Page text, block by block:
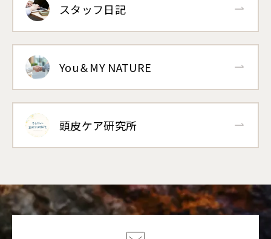
スタッフ日記
You＆MY NATURE
頭皮ケア研究所